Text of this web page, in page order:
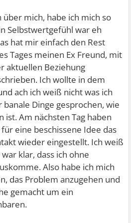
über mich, habe ich mich so
Selbstwertgefühl war eh
hat mir einfach den Rest
Tages meinen Ex Freund, mit
aktuellen Beziehung
Ich wollte in dem
ach ich weiß nicht was ich
Dinge gesprochen, wie
ist. Am nächsten Tag haben
eine beschissene Idee das
wieder eingestellt. Ich weiß
klar, dass ich ohne
Also habe ich mich
das Problem anzugehen und
gemacht um ein